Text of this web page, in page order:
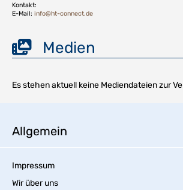
Kontakt:
E-Mail: info@ht-connect.de
Medien
Es stehen aktuell keine Mediendateien zur
Allgemein
Impressum
Wir über uns